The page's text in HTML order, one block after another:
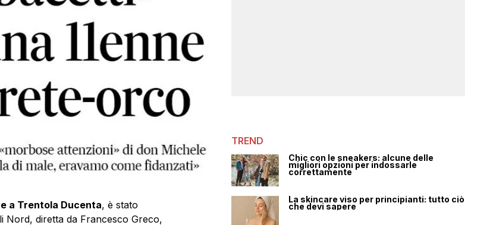
a Trentola Ducenta, è stato
Nord, diretta da Francesco Greco,
TREND
Chic con le sneakers: alcune delle
migliori opzioni per indossarle
correttamente
La skincare viso per principianti: tutto ciò
che devi sapere